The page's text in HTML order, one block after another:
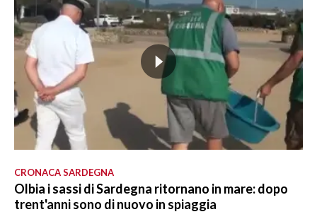
CRONACA SARDEGNA
Olbia i sassi di Sardegna ritornano in mare: dopo
trent'anni sono di nuovo in spiaggia